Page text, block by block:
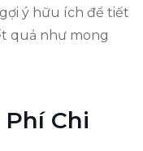
ý hữu ích để tiết
quả như mong
Chi